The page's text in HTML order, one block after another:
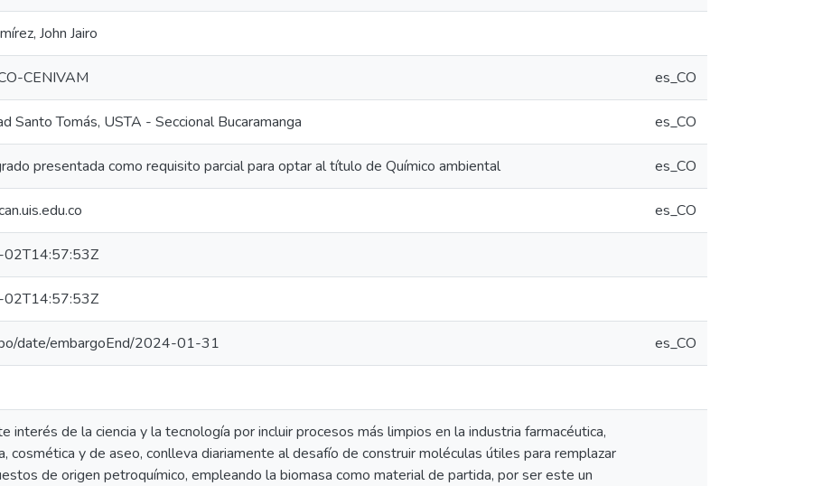
John Jairo
CENIVAM es_CO
Santo Tomás, USTA - Seccional Bucaramanga es_CO
presentada como requisito parcial para optar al título de Químico ambiental es_CO
es_CO
date/embargoEnd/2024-01-31 es_CO
interés de la ciencia y la tecnología por incluir procesos más limpios en la industria farmacéutica,
cosmética y de aseo, conlleva diariamente al desafío de construir moléculas útiles para remplazar
de origen petroquímico, empleando la biomasa como material de partida, por ser este un